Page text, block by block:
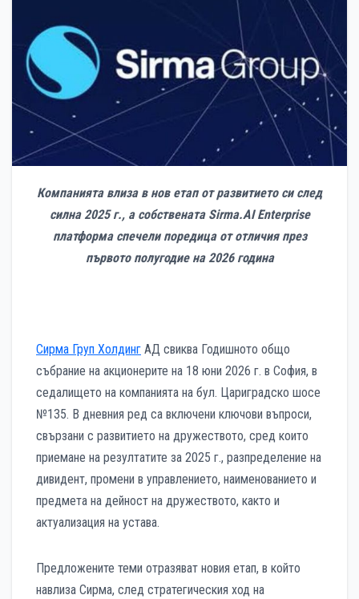
Компанията влиза в нов етап от развитието си след
силна 2025 г., а собствената Sirma.AI Enterprise
платформа спечели поредица от отличия през
първото полугодие на 2026 година
Сирма Груп Холдинг АД свиква Годишното общо
събрание на акционерите на 18 юни 2026 г. в София, в
седалището на компанията на бул. Цариградско шосе
№135. В дневния ред са включени ключови въпроси,
свързани с развитието на дружеството, сред които
приемане на резултатите за 2025 г., разпределение на
дивидент, промени в управлението, наименованието и
предмета на дейност на дружеството, както и
актуализация на устава.
Предложените теми отразяват новия етап, в който
навлиза Сирма, след стратегическия ход на